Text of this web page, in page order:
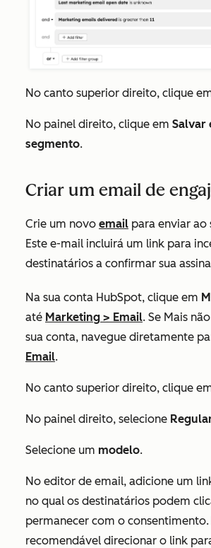
No canto superior direito, clique
No painel direito, clique em Salvar
segmento.
Criar um email de
Crie um novo email para enviar ao
Este e-mail incluirá um link para
destinatários a confirmar sua
Na sua conta HubSpot, clique em
até Marketing > Email. Se Mais
sua conta, navegue diretamente
Email.
No canto superior direito, clique
No painel direito, selecione
Selecione um modelo.
No editor de email, adicione um
no qual os destinatários podem
permanecer com o consentimento.
recomendável direcionar o link